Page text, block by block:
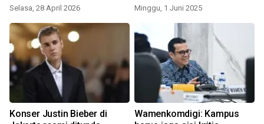
Selasa, 28 April 2026 Minggu, 1 Juni 2025
Konser Justin Bieber di
Wamenkomdigi: Kampus